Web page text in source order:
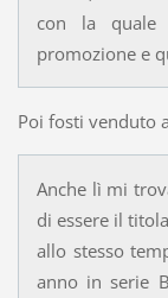
con la quale
promozione e
Poi fosti venduto
Anche lì mi
di essere il
allo stesso
anno in serie